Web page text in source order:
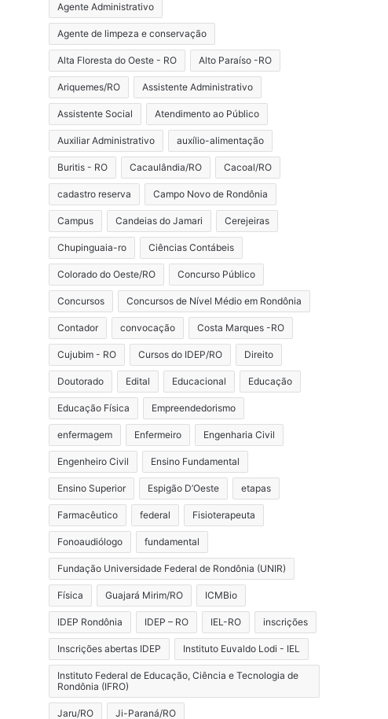
Agente Administrativo
Agente de limpeza e conservação
Alta Floresta do Oeste - RO Alto Paraíso -RO
Ariquemes/RO Assistente Administrativo
Assistente Social Atendimento ao Público
Auxiliar Administrativo auxílio-alimentação
Buritis - RO Cacaulândia/RO Cacoal/RO
cadastro reserva Campo Novo de Rondônia
Campus Candeias do Jamari Cerejeiras
Chupinguaia-ro Ciências Contábeis
Colorado do Oeste/RO Concurso Público
Concursos Concursos de Nível Médio em Rondônia
Contador convocação Costa Marques -RO
Cujubim - RO Cursos do IDEP/RO Direito
Doutorado Edital Educacional Educação
Educação Física Empreendedorismo
enfermagem Enfermeiro Engenharia Civil
Engenheiro Civil Ensino Fundamental
Ensino Superior Espigão D’Oeste etapas
Farmacêutico federal Fisioterapeuta
Fonoaudiólogo fundamental
Fundação Universidade Federal de Rondônia (UNIR)
Física Guajará Mirim/RO ICMBio
IDEP Rondônia IDEP – RO IEL-RO inscrições
Inscrições abertas IDEP Instituto Euvaldo Lodi - IEL
Instituto Federal de Educação, Ciência e Tecnologia de
Rondônia (IFRO)
Jaru/RO Ji-Paraná/RO